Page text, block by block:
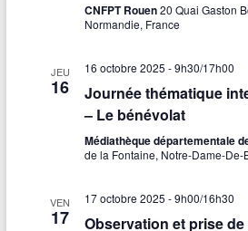
CNFPT Rouen20 Quai Gaston
Normandie, France
JEU
16
16 octobre 2025 - 9h30/17h00
Journée thématique
– Le bénévolat
Médiathèque départementale
de la Fontaine, Notre-Dame-De-
VEN
17
17 octobre 2025 - 9h00/16h30
Observation et prise